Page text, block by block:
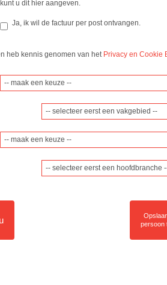
kunt u dit hier aangeven.
Ja, ik wil de factuur per post ontvangen.
heb kennis genomen van het Privacy en Cookie
-- selecteer eerst een vakgebied --
-- selecteer eerst een hoofdbranche
persoon